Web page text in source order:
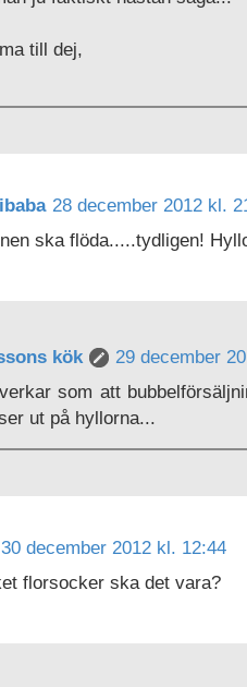
till dej,
28 december 2012 kl.
ska flöda.....tydligen!
kök
29 december
som att
ut på hyllorna...
30 december 2012 kl. 12:44
florsocker ska det vara?